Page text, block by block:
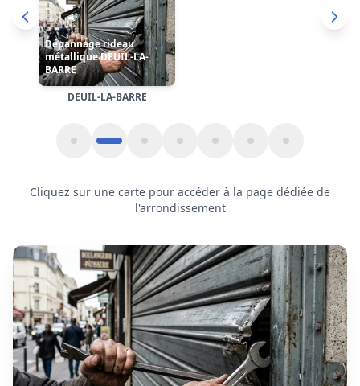
Cliquez sur une carte pour accéder à la page dédiée de
l'arrondissement